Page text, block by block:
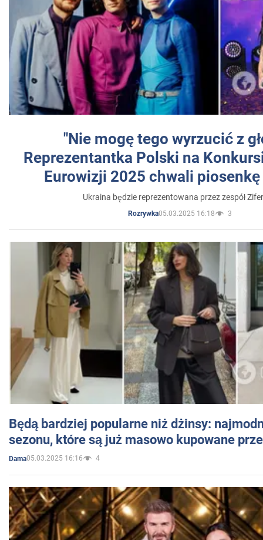
"Nie mogę tego wyrzucić z
Reprezentantka Polski na
Eurowizji 2025 chwali
Ukraina będzie reprezentowana przez zespół
Rozrywka05.03.2025 16:18 3
Będą bardziej popularne niż dżinsy:
sezonu, które są już masowo kupowane
Dama05.03.2025 16:16 4